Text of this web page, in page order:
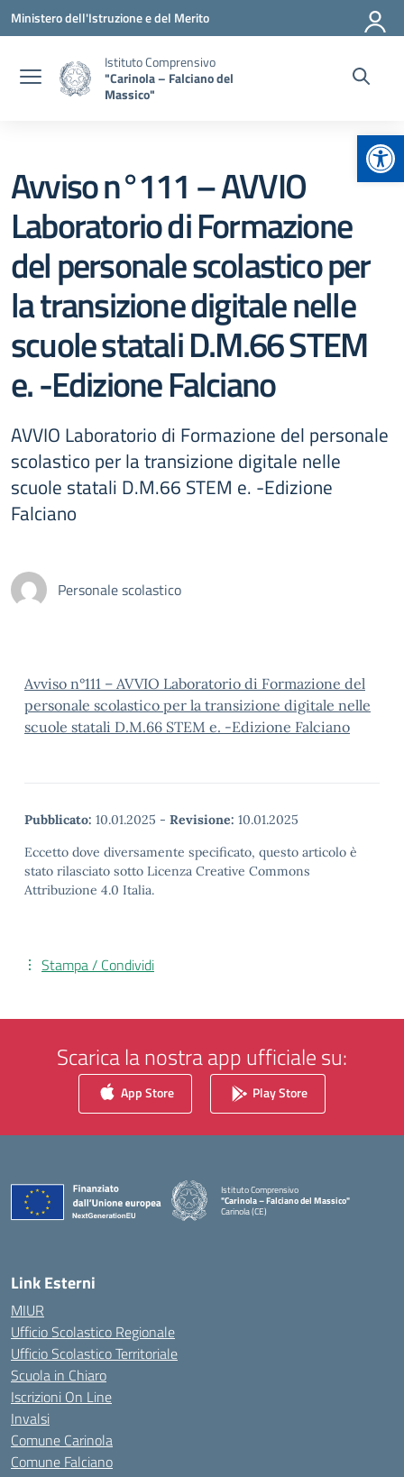
Vai ai contenuti
Vai al menu di navigazione
Vai al footer
Ministero dell'Istruzione e del Merito
Istituto Comprensivo
"Carinola – Falciano del
Massico"
Avviso n°111 – AVVIO
Laboratorio di Formazione
del personale scolastico per
la transizione digitale nelle
scuole statali D.M.66 STEM
e. -Edizione Falciano
AVVIO Laboratorio di Formazione del personale
scolastico per la transizione digitale nelle
scuole statali D.M.66 STEM e. -Edizione
Falciano
Personale scolastico
Avviso n°111 – AVVIO Laboratorio di Formazione del
personale scolastico per la transizione digitale nelle
scuole statali D.M.66 STEM e. -Edizione Falciano
Pubblicato: 10.01.2025 - Revisione: 10.01.2025
Eccetto dove diversamente specificato, questo articolo è
stato rilasciato sotto Licenza Creative Commons
Attribuzione 4.0 Italia.
Stampa / Condividi
Scarica la nostra app ufficiale su:
App Store Play Store
Istituto Comprensivo
"Carinola – Falciano del Massico"
Carinola (CE)
Link Esterni
MIUR
Ufficio Scolastico Regionale
Ufficio Scolastico Territoriale
Scuola in Chiaro
Iscrizioni On Line
Invalsi
Comune Carinola
Comune Falciano